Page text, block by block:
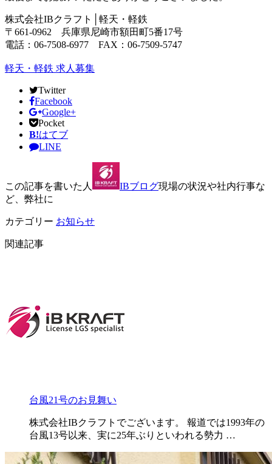
株式会社IBクラフト│軽天・軽鉄
〒661-0962 兵庫県尼崎市額田町5番17号
電話：06-7508-6977 FAX：06-7509-5747
軽天・軽鉄 求人募集
Twitter
Facebook
Google+
Pocket
B!はてブ
LINE
この記事を書いた人 IBブログ現場の状況や社内行事な
ど、弊社に
カテゴリー お知らせ
関連記事
台風21号のお見舞い
株式会社IBクラフトでございます。 報道では1993年の
台風13号以来、実に25年ぶりといわれる勢力 …